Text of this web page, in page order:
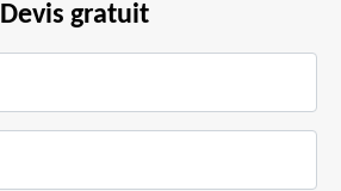
Devis gratuit